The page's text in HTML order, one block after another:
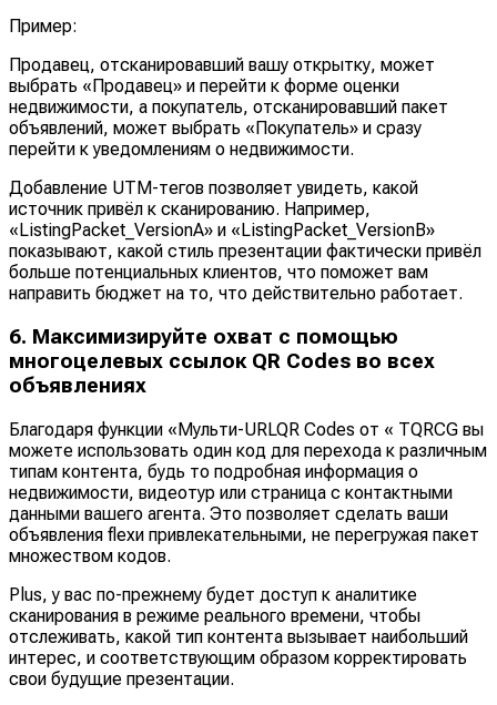
Пример:
Продавец, отсканировавший вашу открытку, может
выбрать «Продавец» и перейти к форме оценки
недвижимости, а покупатель, отсканировавший пакет
объявлений, может выбрать «Покупатель» и сразу
перейти к уведомлениям о недвижимости.
Добавление UTM-тегов позволяет увидеть, какой
источник привёл к сканированию. Например,
«ListingPacket_VersionA» и «ListingPacket_VersionB»
показывают, какой стиль презентации фактически привёл
больше потенциальных клиентов, что поможет вам
направить бюджет на то, что действительно работает.
6. Максимизируйте охват с помощью
многоцелевых ссылок QR Codes во всех
объявлениях
Благодаря функции «Мульти-URLQR Codes от « TQRCG вы
можете использовать один код для перехода к различным
типам контента, будь то подробная информация о
недвижимости, видеотур или страница с контактными
данными вашего агента. Это позволяет сделать ваши
объявления flexи привлекательными, не перегружая пакет
множеством кодов.
Plus, у вас по-прежнему будет доступ к аналитике
сканирования в режиме реального времени, чтобы
отслеживать, какой тип контента вызывает наибольший
интерес, и соответствующим образом корректировать
свои будущие презентации.